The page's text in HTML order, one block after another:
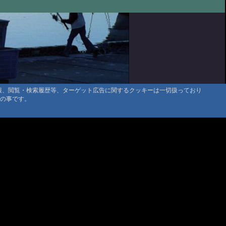
屋温泉 大黒屋
や旅館さん
泉 紅葉館 @マイケルシェンカー さま '22 8/22 20:17
屋温泉 大黒屋 は素敵な宿でした
屋温泉 大黒屋
屋温泉 大黒屋
閲覧・検索履歴等、ターゲット広告に関するクッキーは一切扱っており
事です。